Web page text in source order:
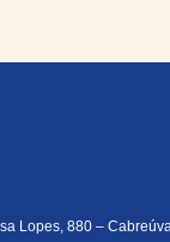
Lopes, 880 –